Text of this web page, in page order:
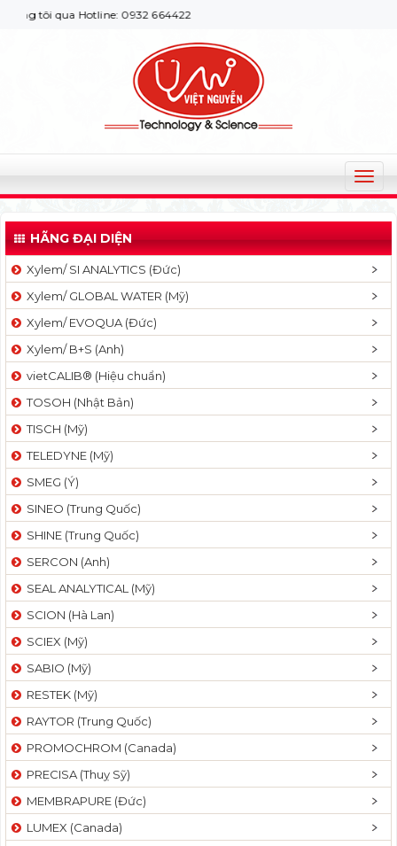
tôi qua Hotline: 0932 664422
T
o
g
l
v
a
t
n
HÃNG ĐẠI DIỆN
Xylem/ SI ANALYTICS (Đức)
Xylem/ GLOBAL WATER (Mỹ)
Xylem/ EVOQUA (Đức)
Xylem/ B+S (Anh)
vietCALIB® (Hiệu chuẩn)
TOSOH (Nhật Bản)
TISCH (Mỹ)
TELEDYNE (Mỹ)
SMEG (Ý)
SINEO (Trung Quốc)
SHINE (Trung Quốc)
SERCON (Anh)
SEAL ANALYTICAL (Mỹ)
SCION (Hà Lan)
SCIEX (Mỹ)
SABIO (Mỹ)
RESTEK (Mỹ)
RAYTOR (Trung Quốc)
PROMOCHROM (Canada)
PRECISA (Thuỵ Sỹ)
MEMBRAPURE (Đức)
LUMEX (Canada)